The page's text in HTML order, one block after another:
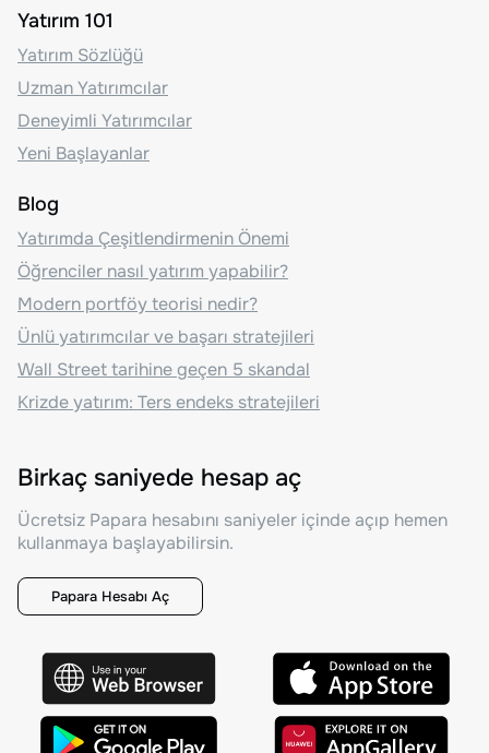
Yatırım 101
Yatırım Sözlüğü
Uzman Yatırımcılar
Deneyimli Yatırımcılar
Yeni Başlayanlar
Blog
Yatırımda Çeşitlendirmenin Önemi
Öğrenciler nasıl yatırım yapabilir?
Modern portföy teorisi nedir?
Ünlü yatırımcılar ve başarı stratejileri
Wall Street tarihine geçen 5 skandal
Krizde yatırım: Ters endeks stratejileri
Birkaç saniyede hesap aç
Ücretsiz Papara hesabını saniyeler içinde açıp hemen
kullanmaya başlayabilirsin.
Papara Hesabı Aç